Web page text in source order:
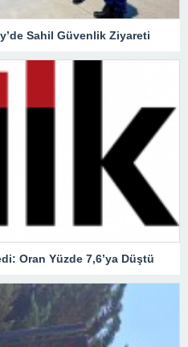
Sahil Güvenlik Ziyareti
Oran Yüzde 7,6’ya Düştü